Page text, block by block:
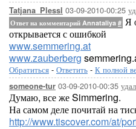
Tatjana_Plessl 03-09-2010-00:25
Ответ на комментарий Annataliya # Я
открывается с ошибкой
www.semmering.at
www.zauberberg
Обратиться - Ответить - К полной
someone-tur 03-09-2010-00:35
Думаю, все же Simmering.
На самом деле почитай на
http://www.tiscover.com/at/